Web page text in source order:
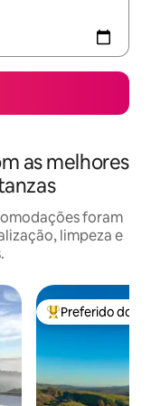
as melhores
foram
limpeza e
Entre os
Preferido dos